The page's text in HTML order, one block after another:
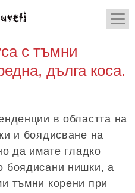
с тъмни
дълга коса.
в областта на
и боядисване на
да имате гладко
боядисани нишки, а
тъмни корени при